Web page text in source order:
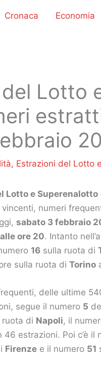
Cronaca Economia
Lotto
, Estrazioni del Lotto
Lotto e Superenalotto
vincenti, numeri
sabato 3 febbraio
ore 20. Intanto
16 sulla ruota di
sulla ruota di Torino
delle ultime
segue il numero 5
ruota di Napoli, il
46 estrazioni. Poi c’è il
Firenze e il numero 51